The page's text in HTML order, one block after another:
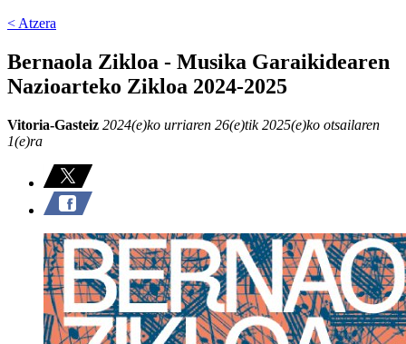
< Atzera
Bernaola Zikloa - Musika Garaikidearen
Nazioarteko Zikloa 2024-2025
Vitoria-Gasteiz 2024(e)ko urriaren 26(e)tik 2025(e)ko otsailaren
1(e)ra